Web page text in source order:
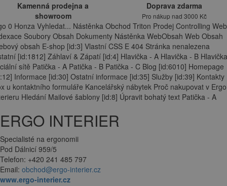
Kamenná prodejna a
showroom
Doprava zdarma
Pro nákup nad 3000 Kč
0 Honza Vyhledat... Nástěnka Obchod Triton Prodej Controlling Web
Soubory Obsah Dokumenty Nástěnka WebObsah Web Obsah
obsah E-shop [id:3] Vlastní CSS E 404 Stránka nenalezena
[id:1812] Záhlaví & Zápatí [id:4] Hlavička - A Hlavička - B
sítě Patička - A Patička - B Patička - C Blog [id:6010] Homepage
Informace [id:30] Ostatní informace [id:35] Služby [id:39] Kontakty
u kontaktního formuláře Kancelářský nábytek Proč nakupovat v Ergo
Hledání Mailové šablony [id:8] Úpravit bohatý text Patička - A
ERGO INTERIER
Specialisté na ergonomii
Pod Dálnicí 959/5
Telefon: +420 241 485 797
Email: obchod@ergo-interier.cz
www.ergo-interier.cz